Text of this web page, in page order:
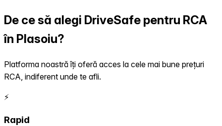
De ce să alegi DriveSafe pentru RCA
în Plasoiu?
Platforma noastră îți oferă acces la cele mai bune prețuri
RCA, indiferent unde te afli.
⚡
Rapid